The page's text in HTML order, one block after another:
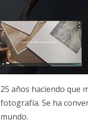
25 años haciendo que
fotografía. Se ha
mundo.